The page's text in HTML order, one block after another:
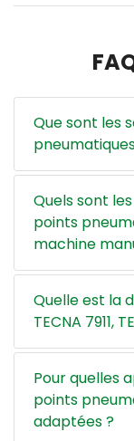
Que sont les
pneumatiques
Quels sont
points
machine
Quelle est la
TECNA 7911,
Pour quelles
points
adaptées ?